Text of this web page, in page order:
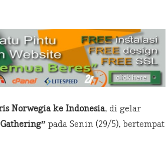
Norwegia ke Indonesia, di gelar
pada Senin (29/5), bertempat